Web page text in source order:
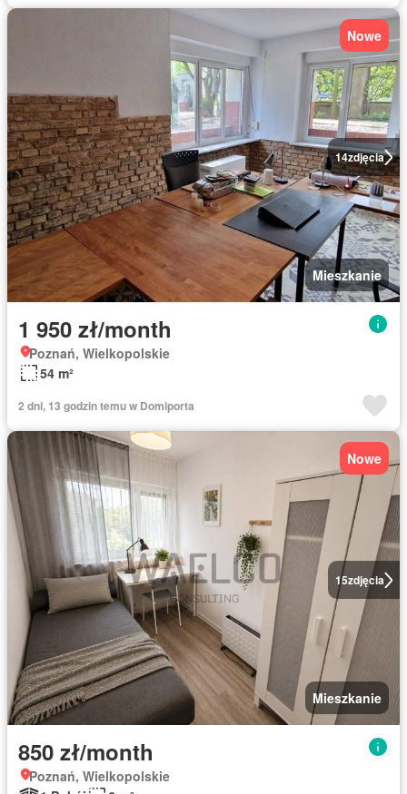
14zdjęcia
Nowe
Mieszkanie
1 950 zł/month
Poznań, Wielkopolskie
54 m²
2 dni, 13 godzin temu w Domiporta
15zdjęcia
Nowe
Mieszkanie
850 zł/month
Poznań, Wielkopolskie